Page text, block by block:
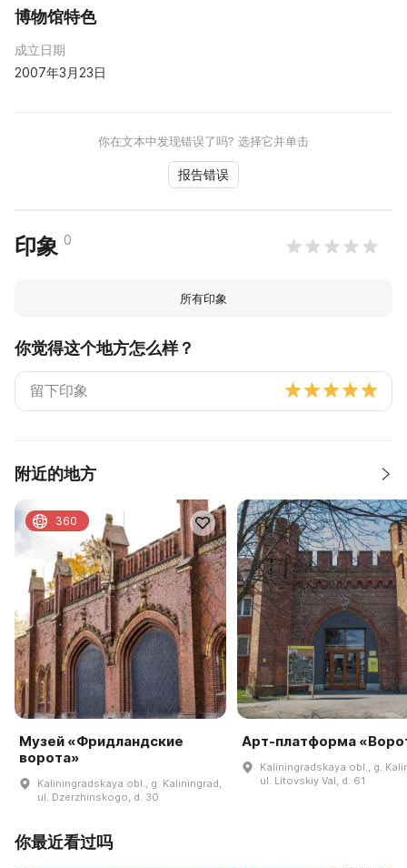
博物馆特色
成立日期
2007年3月23日
你在文本中发现错误了吗? 选择它并单击
报告错误
印象 0
所有印象
你觉得这个地方怎么样？
附近的地方
Музей «Фридландские
ворота»
Kaliningradskaya obl., g. Kaliningrad,
ul. Dzerzhinskogo, d. 30
360
Арт-платформа
Kaliningradskaya obl., g.
ul. Litovskiy Val, d. 61
你最近看过吗